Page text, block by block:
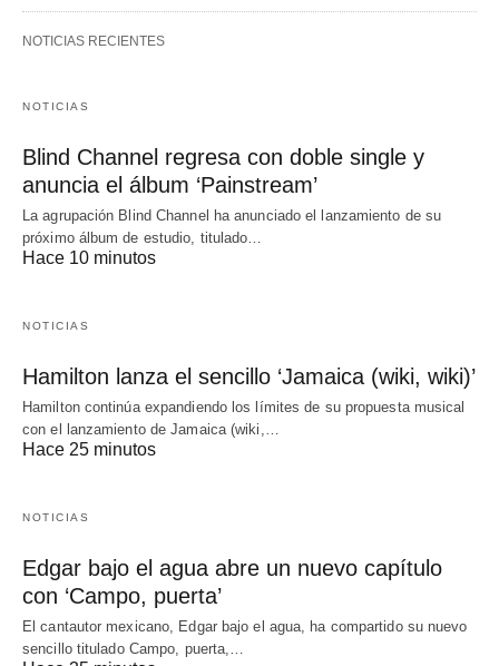
NOTICIAS RECIENTES
NOTICIAS
Blind Channel regresa con doble single y
anuncia el álbum ‘Painstream’
La agrupación Blind Channel ha anunciado el lanzamiento de su
próximo álbum de estudio, titulado…
Hace 10 minutos
NOTICIAS
Hamilton lanza el sencillo ‘Jamaica (wiki, wiki)’
Hamilton continúa expandiendo los límites de su propuesta musical
con el lanzamiento de Jamaica (wiki,…
Hace 25 minutos
NOTICIAS
Edgar bajo el agua abre un nuevo capítulo
con ‘Campo, puerta’
El cantautor mexicano, Edgar bajo el agua, ha compartido su nuevo
sencillo titulado Campo, puerta,…